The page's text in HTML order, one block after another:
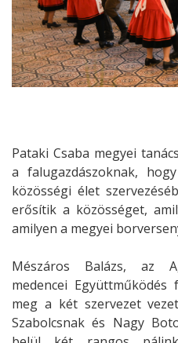
Pataki Csaba megyei
a falugazdászoknak,
közösségi élet
erősítik a közösséget,
amilyen a megyei
Mészáros Balázs, az
medencei Együttműködés
meg a két szervezet
Szabolcsnak és Nagy